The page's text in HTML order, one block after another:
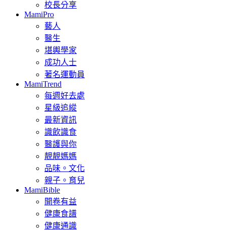
校長分享
MamiPro
藝人
醫生
堪輿學家
成功人士
著名運動員
MamiTrend
每週好去處
星級追縱
最新資訊
識飲識食
醫護與你
靚靚媽媽
品味。文化
親子。育兒
MamiBible
開卷有益
健康食譜
健康通識